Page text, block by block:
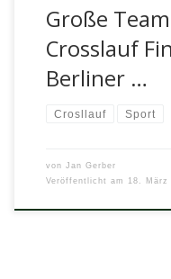
Große
Crosslauf
Berliner …
Crosllauf Sport
von Jan Gerber
Veröffentlicht am
18. März